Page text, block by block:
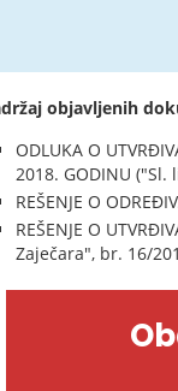
objavljenih
ODLUKA O
2018. GODINU
REŠENJE O
REŠENJE O
Zaječara", br. 16/